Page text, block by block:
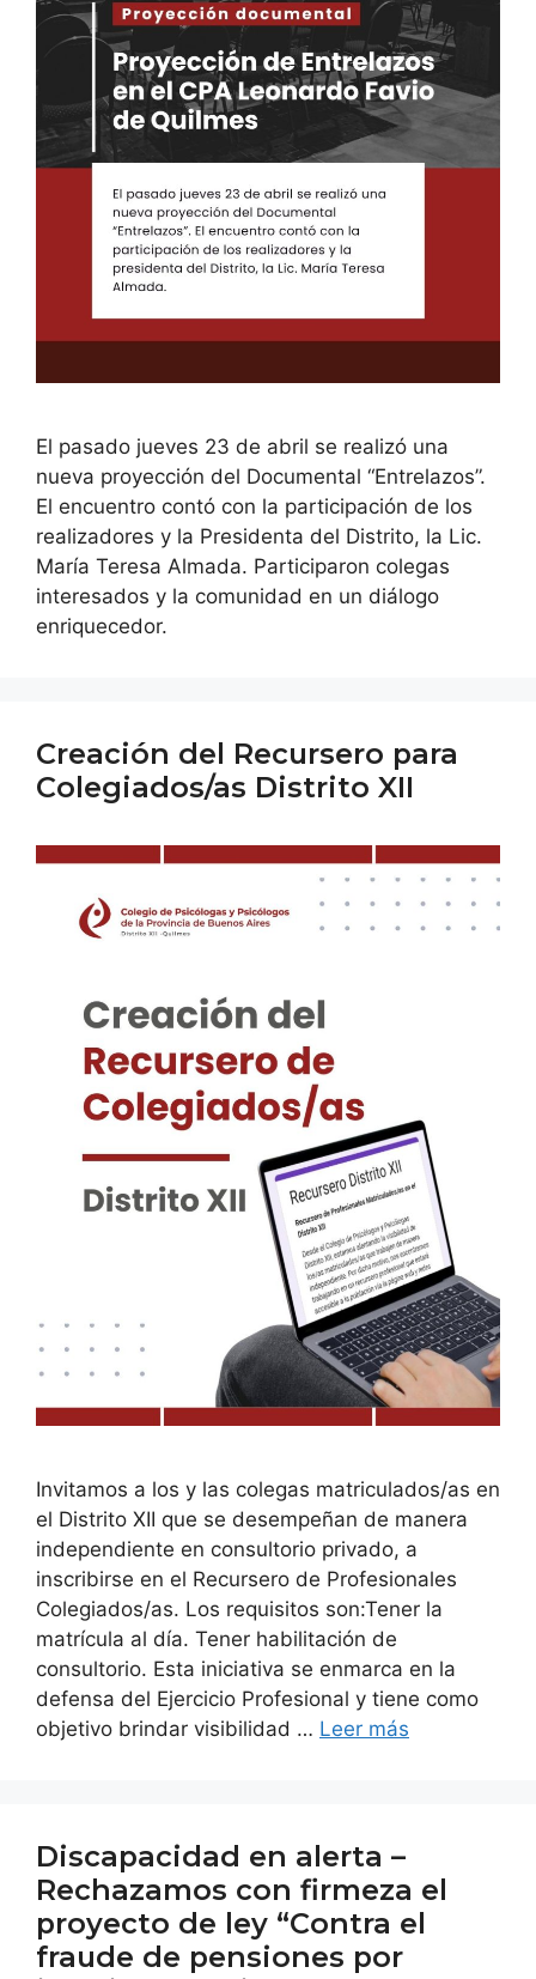
El pasado jueves 23 de abril se realizó una
nueva proyección del Documental “Entrelazos”.
El encuentro contó con la participación de los
realizadores y la Presidenta del Distrito, la Lic.
María Teresa Almada. Participaron colegas
interesados y la comunidad en un diálogo
enriquecedor.
Creación del Recursero para
Colegiados/as Distrito XII
Invitamos a los y las colegas matriculados/as en
el Distrito XII que se desempeñan de manera
independiente en consultorio privado, a
inscribirse en el Recursero de Profesionales
Colegiados/as. Los requisitos son:Tener la
matrícula al día. Tener habilitación de
consultorio. Esta iniciativa se enmarca en la
defensa del Ejercicio Profesional y tiene como
objetivo brindar visibilidad … Leer más
Discapacidad en alerta –
Rechazamos con firmeza el
proyecto de ley “Contra el
fraude de pensiones por